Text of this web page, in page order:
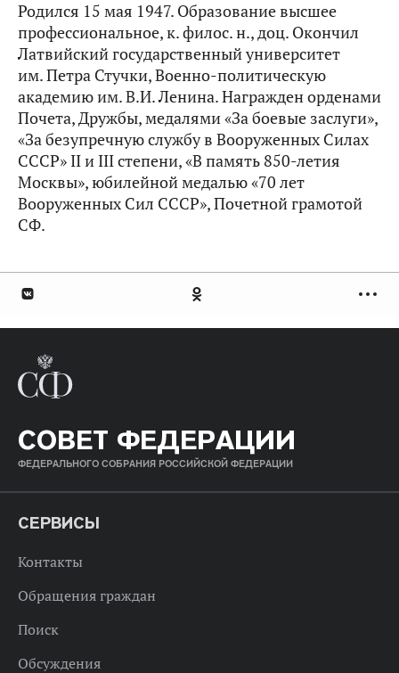
Родился 15 мая 1947. Образование высшее
профессиональное, к. филос. н., доц. Окончил
Латвийский государственный университет
им. Петра Стучки, Военно-политическую
академию им. В.И. Ленина. Награжден орденами
Почета, Дружбы, медалями «За боевые заслуги»,
«За безупречную службу в Вооруженных Силах
СССР» II и III степени, «В память 850-летия
Москвы», юбилейной медалью «70 лет
Вооруженных Сил СССР», Почетной грамотой
СФ.
СОВЕТ ФЕДЕРАЦИИ
ФЕДЕРАЛЬНОГО СОБРАНИЯ РОССИЙСКОЙ ФЕДЕРАЦИИ
СЕРВИСЫ
Контакты
Обращения граждан
Поиск
Обсуждения